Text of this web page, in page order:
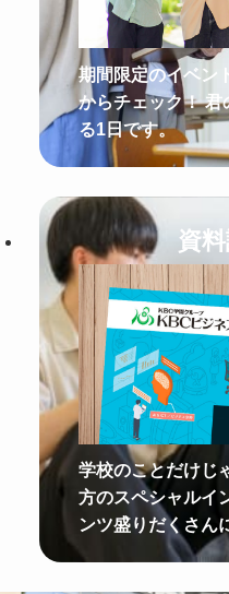
期間限定のイベン
からチェック！ 君
る1日です。
資
学校のことだけじ
方のスペシャルイ
ンツ盛りだくさん